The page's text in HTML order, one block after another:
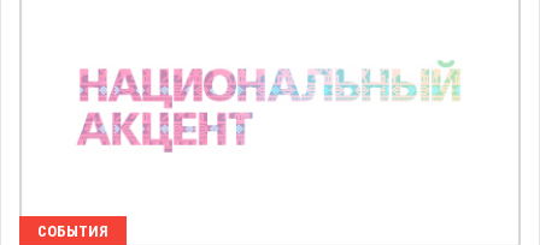
СОБЫТИЯ